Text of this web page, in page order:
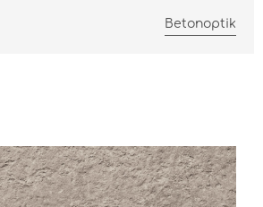
Betonoptik